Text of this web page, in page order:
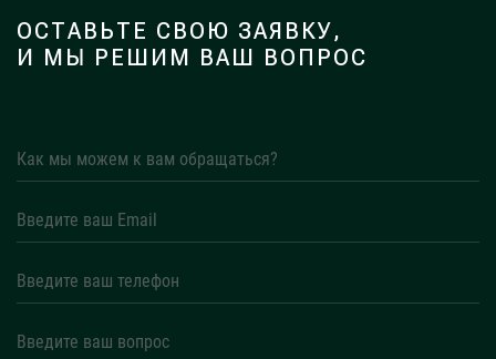
ОСТАВЬТЕ СВОЮ ЗАЯВКУ,
И МЫ РЕШИМ ВАШ ВОПРОС